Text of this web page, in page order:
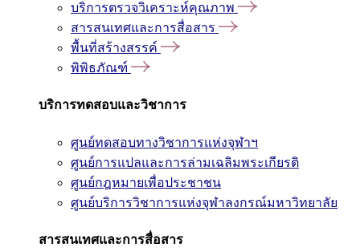
บริการตรวจวิเคราะห์คุณภาพ
สารสนเทศและการสื่อสาร
พื้นที่สร้างสรรค์
พิพิธภัณฑ์
บริการทดสอบและวิชาการ
ศูนย์ทดสอบทางวิชาการแห่งจุฬาฯ
ศูนย์การแปลและการล่ามเฉลิมพระเกียรติ
ศูนย์กฎหมายเพื่อประชาชน
ศูนย์บริการวิชาการแห่งจุฬาลงกรณ์มหาวิทยาลัย
สารสนเทศและการสื่อสาร